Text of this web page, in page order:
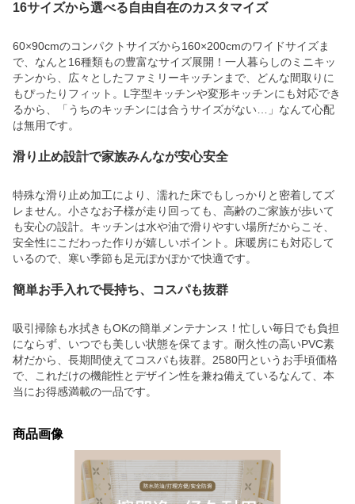
16サイズから選べる自由自在のカスタマイズ
60×90cmのコンパクトサイズから160×200cmのワイドサイズま
で、なんと16種類もの豊富なサイズ展開！一人暮らしのミニキッ
チンから、広々としたファミリーキッチンまで、どんな間取りに
もぴったりフィット。L字型キッチンや変形キッチンにも対応でき
るから、「うちのキッチンには合うサイズがない…」なんて心配
は無用です。
滑り止め設計で家族みんなが安心安全
特殊な滑り止め加工により、濡れた床でもしっかりと密着してズ
レません。小さなお子様が走り回っても、高齢のご家族が歩いて
も安心の設計。キッチンは水や油で滑りやすい場所だからこそ、
安全性にこだわった作りが嬉しいポイント。床暖房にも対応して
いるので、寒い季節も足元ぽかぽかで快適です。
簡単お手入れで長持ち、コスパも抜群
吸引掃除も水拭きもOKの簡単メンテナンス！忙しい毎日でも負担
にならず、いつでも美しい状態を保てます。耐久性の高いPVC素
材だから、長期間使えてコスパも抜群。2580円というお手頃価格
で、これだけの機能性とデザイン性を兼ね備えているなんて、本
当にお得感満載の一品です。
商品画像